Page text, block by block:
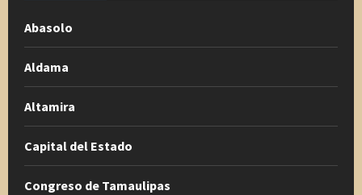
Abasolo
Aldama
Altamira
Capital del Estado
Congreso de Tamaulipas